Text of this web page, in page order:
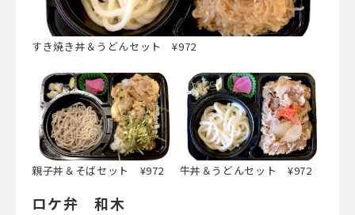
すき焼き丼＆うどんセット ¥972
親子丼＆そばセット ¥972 牛丼＆うどんセット ¥972
ロケ弁 和木